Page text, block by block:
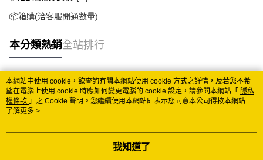
冷藏宅配
每筆NT$225
付款後門市自取 (冷藏)
📦箱購(洽客服開通數量)
本分類熱銷全站排行
熱門標籤
本網站中使用 cookie，欲查詢有關本網站使用 cookie 方式之詳情，及若您不希
望在電腦上使用 cookie 時應如何變更電腦的 cookie 設定，請參閱本網站「 隱私
權條款 」之 Cookie 聲明。您繼續使用本網站即表示您同意本公司得按本網站使
用條款之 Cookie 聲明使用 cookie。
了解更多 >
我知道了